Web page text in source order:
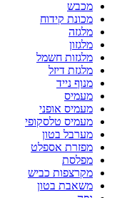
מכבש
מכונת קידוח
מלגזה
מלגזון
מלגזות חשמל
מלגזת דיזל
מנוף נייד
מעמיס
מעמיס אופני
מעמיס טלסקופי
מערבל בטון
מפזרת אספלט
מפלסת
מקרצפות כביש
משאבת בטון